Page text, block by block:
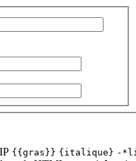
{{gras}} {italique} -